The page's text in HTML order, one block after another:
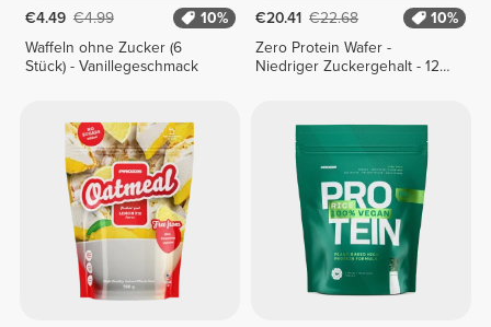
€4.49 €4.99
10%
Waffeln ohne Zucker (6
Stück) - Vanillegeschmack
€20.41 €22.68
10%
Zero Protein Wafer -
Niedriger Zuckergehalt - 12